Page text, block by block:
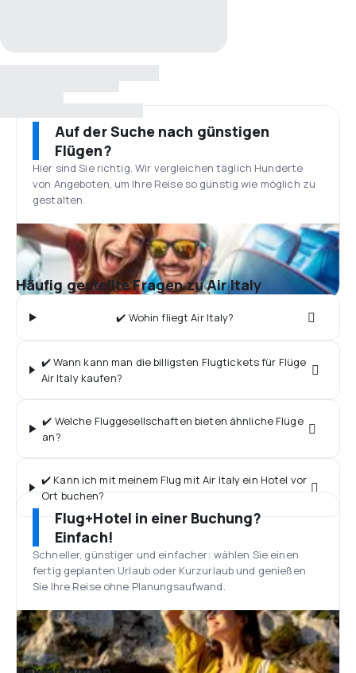
Auf der Suche nach günstigen
Flügen?
Hier sind Sie richtig. Wir vergleichen täglich Hunderte
von Angeboten, um Ihre Reise so günstig wie möglich zu
gestalten.
Häufig gestellte Fragen zu Air Italy
✔️ Wohin fliegt Air Italy?
✔️ Wann kann man die billigsten Flugtickets für Flüge
Air Italy kaufen?
✔️ Welche Fluggesellschaften bieten ähnliche Flüge
an?
✔️ Kann ich mit meinem Flug mit Air Italy ein Hotel vor
Ort buchen?
Flug+Hotel in einer Buchung?
Einfach!
Schneller, günstiger und einfacher: wählen Sie einen
fertig geplanten Urlaub oder Kurzurlaub und genießen
Sie Ihre Reise ohne Planungsaufwand.